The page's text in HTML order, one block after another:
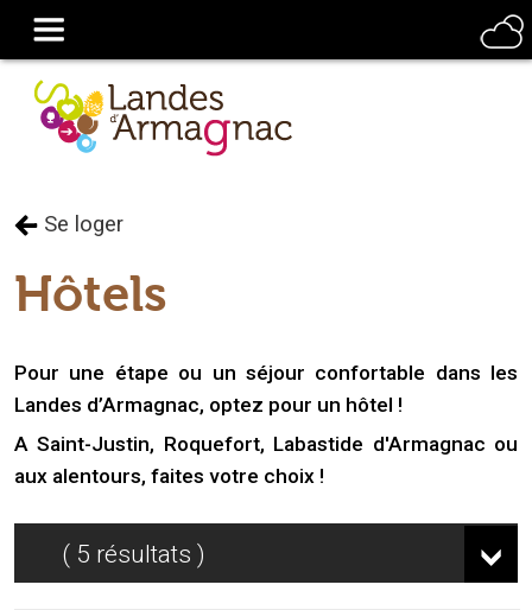
Se loger
Hôtels
Pour une étape ou un séjour confortable dans les
Landes d’Armagnac, optez pour un hôtel !
A Saint-Justin, Roquefort, Labastide d'Armagnac ou
aux alentours, faites votre choix !
5 résultats